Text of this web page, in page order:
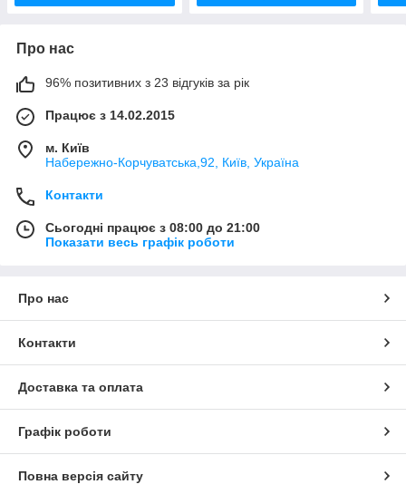
Про нас
96% позитивних з 23 відгуків за рік
Працює з 14.02.2015
м. Київ
Набережно-Корчуватська,92, Київ, Україна
Контакти
Сьогодні працює з 08:00 до 21:00
Показати весь графік роботи
Про нас
Контакти
Доставка та оплата
Графік роботи
Повна версія сайту